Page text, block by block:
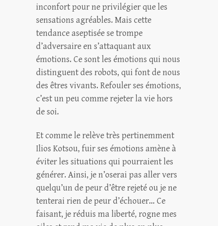
inconfort pour ne privilégier que les
sensations agréables. Mais cette
tendance aseptisée se trompe
d’adversaire en s’attaquant aux
émotions. Ce sont les émotions qui nous
distinguent des robots, qui font de nous
des êtres vivants. Refouler ses émotions,
c’est un peu comme rejeter la vie hors
de soi.
Et comme le relève très pertinemment
Ilios Kotsou, fuir ses émotions amène à
éviter les situations qui pourraient les
générer. Ainsi, je n’oserai pas aller vers
quelqu’un de peur d’être rejeté ou je ne
tenterai rien de peur d’échouer… Ce
faisant, je réduis ma liberté, rogne mes